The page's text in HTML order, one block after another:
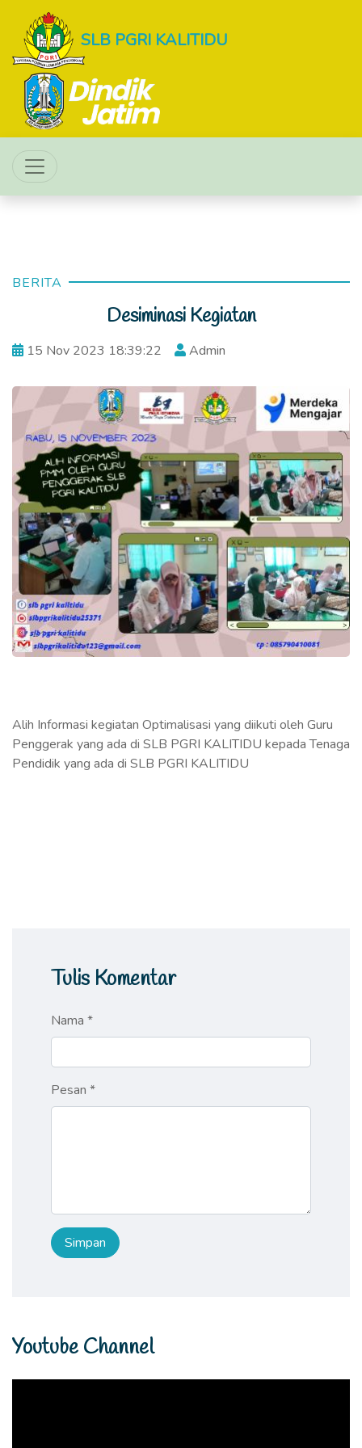
SLB PGRI KALITIDU
BERITA
Desiminasi Kegiatan
15 Nov 2023 18:39:22 Admin
Alih Informasi kegiatan Optimalisasi yang diikuti oleh Guru
Penggerak yang ada di SLB PGRI KALITIDU kepada Tenaga
Pendidik yang ada di SLB PGRI KALITIDU
Tulis Komentar
Nama *
Pesan *
Youtube Channel